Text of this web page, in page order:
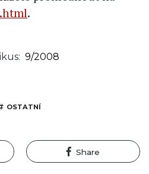
.
9/2008
OSTATNÍ
Share